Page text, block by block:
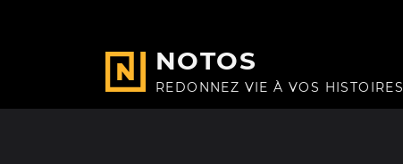
NOTOS
REDONNEZ VIE À VOS HISTOIRES